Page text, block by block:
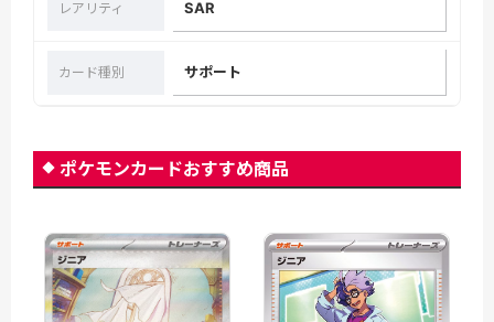
レアリティ SAR
カード種別 サポート
ポケモンカードおすすめ商品